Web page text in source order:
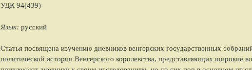
УДК 94(439)
Язык: русский
Статья посвящена изучению дневников венгерских государственных
политической истории Венгерского королевства, представляющих широкие